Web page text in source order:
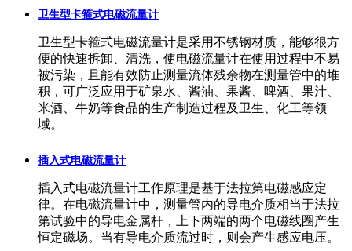
卫生型卡箍式电磁流量计
卫生型卡箍式电磁流量计是采用不锈钢材质，能够很方
便的快速拆卸、清洗，使电磁流量计在使用过程中不易
被污染，且能有效防止测量流体残余物在测量管中的堆
积，可广泛应用于矿泉水、酱油、果酱、啤酒、果汁、
米酒、牛奶等食品的生产制造过程及卫生、化工等领
域。
插入式电磁流量计
插入式电磁流量计工作原理是基于法拉第电磁感应定
律。在电磁流量计中，测量管内的导电介质相当于法拉
第试验中的导电金属杆，上下两端的两个电磁线圈产生
恒定磁场。当有导电介质流过时，则会产生感应电压。